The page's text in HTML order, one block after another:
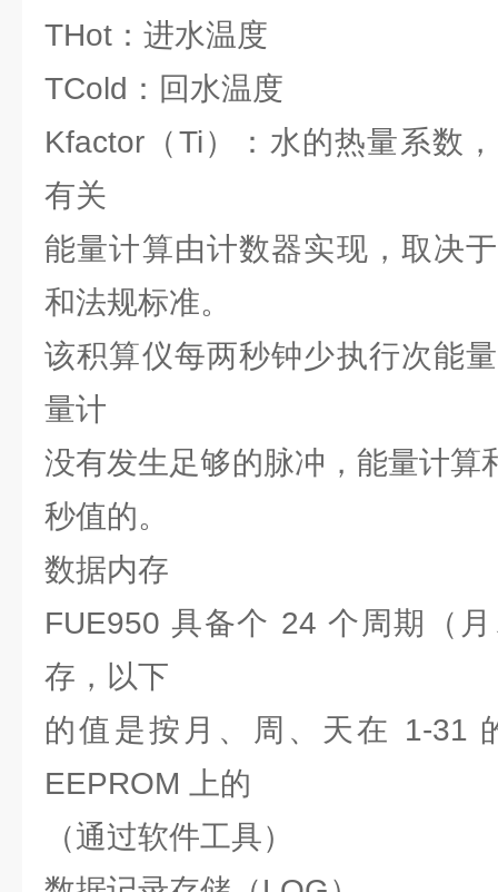
THot：进水温度
TCold：回水温度
Kfactor（Ti）：水的热量系数
有关
能量计算由计数器实现，取决
和法规标准。
该积算仪每两秒钟少执行次能
量计
没有发生足够的脉冲，能量计算
秒值的。
数据内存
FUE950 具备个 24 个周期（
存，以下
的值是按月、周、天在 1-31
EEPROM 上的
（通过软件工具）